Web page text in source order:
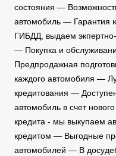
состояния —
автомобиль — Гарантия
ГИБДД, выдаем
— Покупка и
Предпродажная
каждого автомобиля —
кредитования —
автомобиль в счет
кредита - мы выкупаем
кредитом — Выгодные
автомобилей — В